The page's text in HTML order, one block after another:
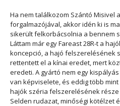
Ha nem találkozom Szántó Misivel
forgalmazójával, akkor idén ki is
sikerült felkorbácsolnia a bennem
Láttam már egy Fareast 28R-t a
koncepció, a hajó felszerelésének
rettentett el a kínai eredet, mert
eredeti. A gyártó nem egy
van képviselete, és eddig több
hajók széria felszerelésének
Selden rudazat, minőségi kötélzet